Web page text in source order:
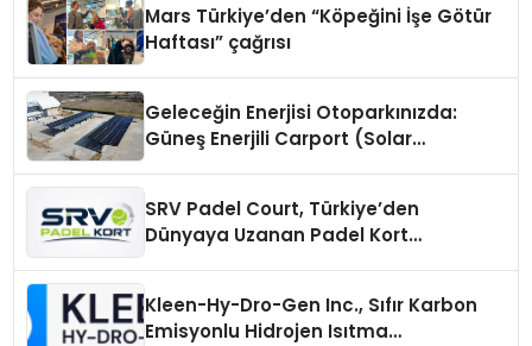
Mars Türkiye’den “Köpeğini İşe Götür
Haftası” çağrısı
Geleceğin Enerjisi Otoparkınızda:
Güneş Enerjili Carport (Solar
SRV Padel Court, Türkiye’den
Dünyaya Uzanan Padel Kort
Kleen-Hy-Dro-Gen Inc., Sıfır Karbon
Emisyonlu Hidrojen Isıtma